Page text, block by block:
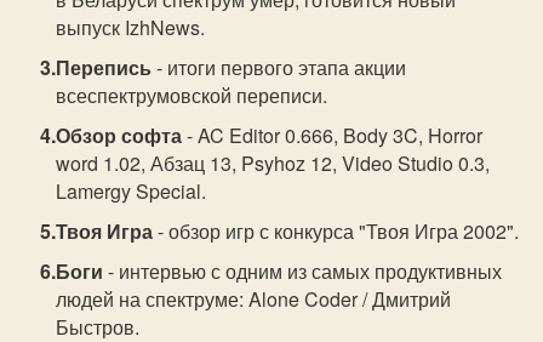
выпуск IzhNews.
Перепись - итоги первого этапа акции
всеспектрумовской переписи.
Обзор софта- AC Editor 0.666, Body 3C, Horror
word 1.02, Абзац 13, Psyhoz 12, Video Studio 0.3,
Lamergy Special.
Твоя Игра- обзор игр с конкурса "Твоя Игра 2002".
Боги - интервью с одним из самых продуктивных
людей на спектруме: Alone Coder / Дмитрий
Быстров.